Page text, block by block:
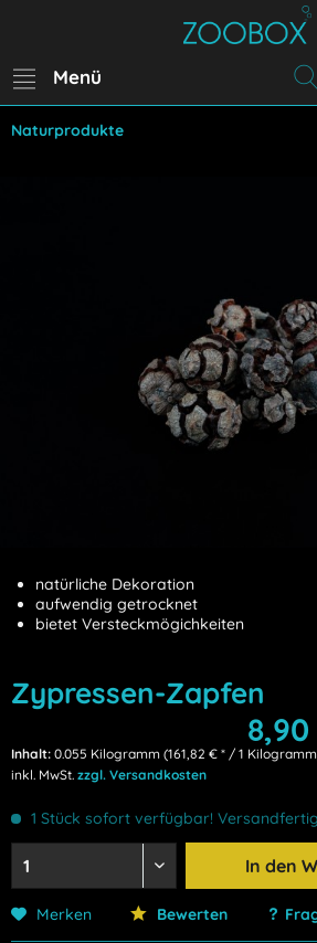
Menü
Naturprodukte
natürliche Dekoration
aufwendig getrocknet
bietet Versteckmögichkeiten
Zypressen-Zapfen
Inhalt: 0.055 Kilogramm (161,82 € * / 1
inkl. MwSt. zzgl. Versandkosten
1 Stück sofort verfügbar!
In den
Merken Bewerten